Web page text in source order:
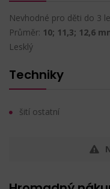
Nevhodné pro děti do 3
Průměr: 10; 11,3; 12,6
Lesklý
Techniky
šití ostatní